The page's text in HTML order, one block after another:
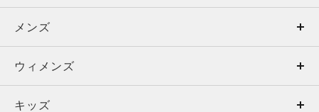
メンズ
ウィメンズ
キッズ
メンズ
トップス
ボトムス
ウィメンズ
トップス
キッズ